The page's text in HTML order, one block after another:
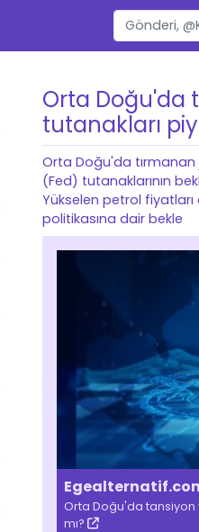
Orta Doğu'da
tutanakları
Orta Doğu'da tırmanan
(Fed) tutanaklarının
Yükselen petrol
politikasına dair bekle
Orta Doğu'da tansiyon
mı?